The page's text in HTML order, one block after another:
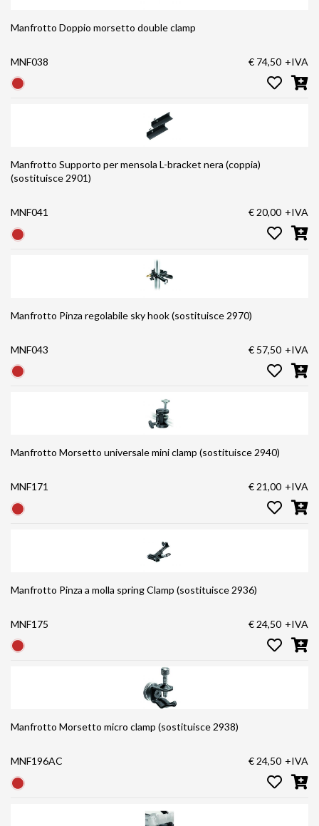
Manfrotto Doppio morsetto double clamp
MNF038 € 74,50 +IVA
Manfrotto Supporto per mensola L-bracket nera (coppia)
(sostituisce 2901)
MNF041 € 20,00 +IVA
Manfrotto Pinza regolabile sky hook (sostituisce 2970)
MNF043 € 57,50 +IVA
Manfrotto Morsetto universale mini clamp (sostituisce 2940)
MNF171 € 21,00 +IVA
Manfrotto Pinza a molla spring Clamp (sostituisce 2936)
MNF175 € 24,50 +IVA
Manfrotto Morsetto micro clamp (sostituisce 2938)
MNF196AC € 24,50 +IVA